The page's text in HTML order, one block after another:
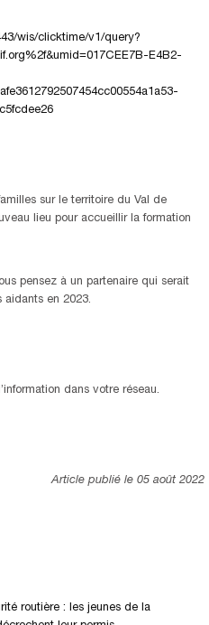
wis/clicktime/v1/query?
E4B2-
sur le territoire du Val de
lieu pour accueillir la formation
pensez à un partenaire qui serait
aidants en 2023.
dans votre réseau.
Article publié le 05 août 2022
routière : les jeunes de la